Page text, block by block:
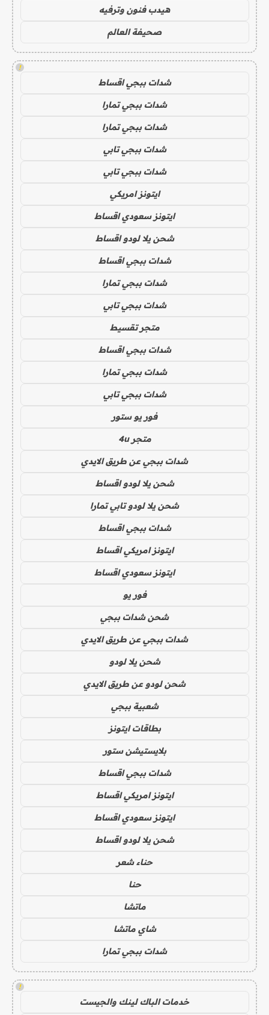
هيدب فنون وترفيه
صحيفة العالم
!
شدات ببجي اقساط
شدات ببجي تمارا
شدات ببجي تمارا
شدات ببجي تابي
شدات ببجي تابي
ايتونز امريكي
ايتونز سعودي اقساط
شحن يلا لودو اقساط
شدات ببجي اقساط
شدات ببجي تمارا
شدات ببجي تابي
متجر تقسيط
شدات ببجي اقساط
شدات ببجي تمارا
شدات ببجي تابي
فور يو ستور
متجر 4u
شدات ببجي عن طريق الايدي
شحن يلا لودو اقساط
شحن يلا لودو تابي تمارا
شدات ببجي اقساط
ايتونز امريكي اقساط
ايتونز سعودي اقساط
فور يو
شحن شدات ببجي
شدات ببجي عن طريق الايدي
شحن يلا لودو
شحن لودو عن طريق الايدي
شعبية ببجي
بطاقات ايتونز
بلايستيشن ستور
شدات ببجي اقساط
ايتونز امريكي اقساط
ايتونز سعودي اقساط
شحن يلا لودو اقساط
حناء شعر
حنا
ماتشا
شاي ماتشا
شدات ببجي تمارا
!
خدمات الباك لينك والجيست